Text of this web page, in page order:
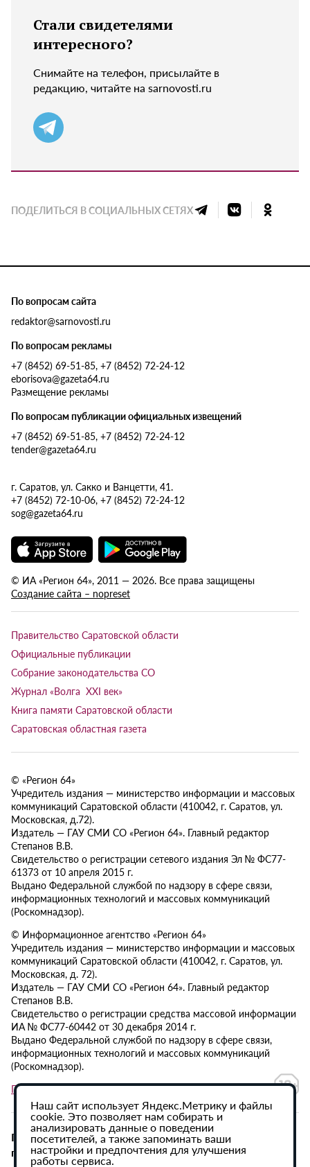
Стали свидетелями
интересного?
Снимайте на телефон, присылайте в
редакцию, читайте на sarnovosti.ru
ПОДЕЛИТЬСЯ В СОЦИАЛЬНЫХ СЕТЯХ
По вопросам сайта
redaktor@sarnovosti.ru
По вопросам рекламы
+7 (8452) 69-51-85, +7 (8452) 72-24-12
eborisova@gazeta64.ru
Размещение рекламы
По вопросам публикации официальных извещений
+7 (8452) 69-51-85, +7 (8452) 72-24-12
tender@gazeta64.ru
г. Саратов, ул. Сакко и Ванцетти, 41.
+7 (8452) 72-10-06, +7 (8452) 72-24-12
sog@gazeta64.ru
© ИА «Регион 64», 2011 — 2026. Все права защищены
Создание сайта – nopreset
Правительство Саратовской области
Официальные публикации
Собрание законодательства СО
Журнал «Волга XXI век»
Книга памяти Саратовской области
Саратовская областная газета
© «Регион 64»
Учредитель издания — министерство информации и массовых
коммуникаций Саратовской области (410042, г. Саратов, ул.
Московская, д.72).
Издатель — ГАУ СМИ СО «Регион 64». Главный редактор
Степанов В.В.
Свидетельство о регистрации сетевого издания Эл № ФС77-
61373 от 10 апреля 2015 г.
Выдано Федеральной службой по надзору в сфере связи,
информационных технологий и массовых коммуникаций
(Роскомнадзор).
© Информационное агентство «Регион 64»
Учредитель издания — министерство информации и массовых
коммуникаций Саратовской области (410042, г. Саратов, ул.
Московская, д. 72).
Издатель — ГАУ СМИ СО «Регион 64». Главный редактор
Степанов В.В.
Свидетельство о регистрации средства массовой информации
ИА № ФС77-60442 от 30 декабря 2014 г.
Выдано Федеральной службой по надзору в сфере связи,
информационных технологий и массовых коммуникаций
(Роскомнадзор).
Политика в отношении обработки персональных данных
При использовании материалов сайта активная
гиперссылка на ИА «Регион 64» обязательна.
Наш сайт использует Яндекс.Метрику и файлы
cookie. Это позволяет нам собирать и
анализировать данные о поведении
посетителей, а также запоминать ваши
настройки и предпочтения для улучшения
работы сервиса.